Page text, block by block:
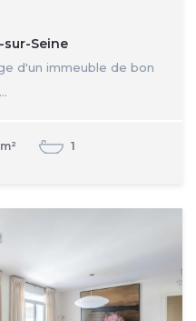
Seine
d'un immeuble de bon
1